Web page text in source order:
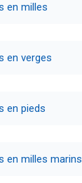
en milles
en verges
en pieds
en milles marins